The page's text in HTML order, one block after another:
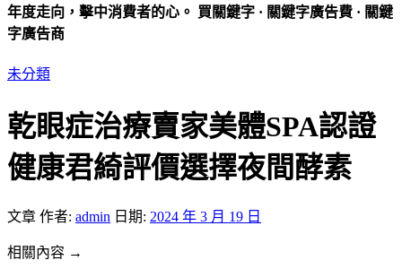
年度走向，擊中消費者的心。 買關鍵字 · 關鍵字廣告費 · 關鍵
字廣告商
未分類
乾眼症治療賣家美體SPA認證
健康君綺評價選擇夜間酵素
文章 作者: admin 日期: 2024 年 3 月 19 日
相關內容 →